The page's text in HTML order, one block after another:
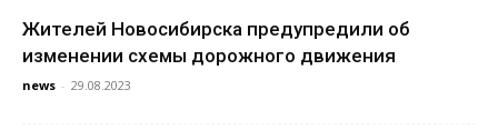
Жителей Новосибирска предупредили об
изменении схемы дорожного движения
news - 29.08.2023